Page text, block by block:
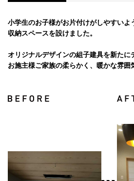
小学生のお子様がお片付けがしやすいよ
収納スペースを設けました。
オリジナルデザインの組子建具を新たに
お施主様ご家族の柔らかく、暖かな雰囲